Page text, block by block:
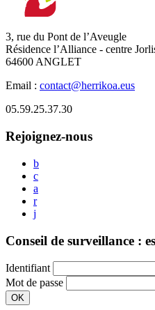
3, rue du Pont de l’Aveugle
Résidence l’Alliance - centre
64600 ANGLET
Email : contact@herrikoa.eus
05.59.25.37.30
Rejoignez-nous
b
c
a
r
j
Conseil de surveillance :
Identifiant
Mot de passe
OK